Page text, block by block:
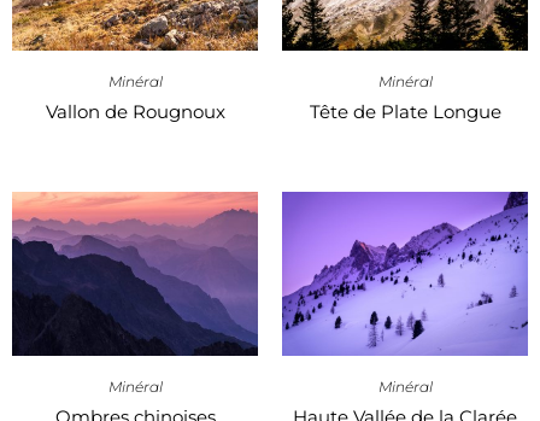
Minéral
Vallon de Rougnoux
Minéral
Tête de Plate Longue
Minéral
Ombres chinoises
Minéral
Haute Vallée de la Clarée